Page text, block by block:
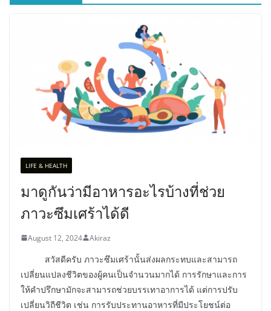
LIFE & HEALTH
มาดูกันว่ามีอาหารอะไรบ้างที่ช่วย
ภาวะซึมเศร้าได้ดี
August 12, 2024 Akiraz
สวัสดีครับ ภาวะซึมเศร้านั้นส่งผลกระทบและสามารถ
เปลี่ยนแปลงชีวิตของผู้คนเป็นจำนวนมากได้ การรักษาและการ
ให้คำปรึกษามักจะสามารถช่วยบรรเทาอาการได้ แต่การปรับ
เปลี่ยนวิถีชีวิต เช่น การรับประทานอาหารที่มีประโยชน์ต่อ